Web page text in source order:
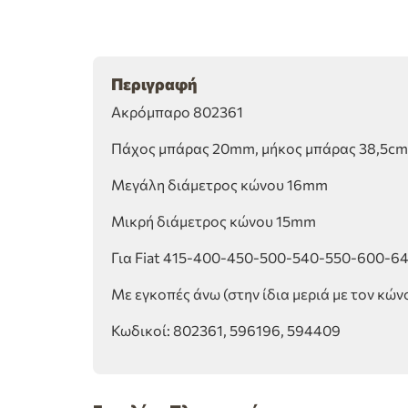
Περιγραφή
Ακρόμπαρο 802361
Πάχος μπάρας 20mm, μήκος μπάρας 38,5cm
Μεγάλη διάμετρος κώνου 16mm
Μικρή διάμετρος κώνου 15mm
Για Fiat 415-400-450-500-540-550-600-
Με εγκοπές άνω (στην ίδια μεριά με τον
Κωδικοί: 802361, 596196, 594409